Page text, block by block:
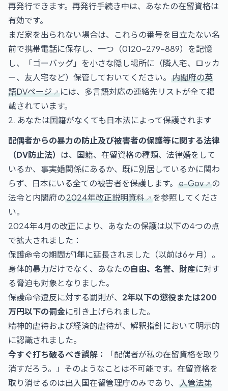
再発行できます。再発行手続き中は、あなたの在留資格は
有効です。
まだ家を出られない場合は、これらの番号を目立たない名
前で携帯電話に保存し、一つ（0120-279-889）を記憶
し、「ゴーバッグ」を小さな隠し場所に（隣人宅、ロッカ
ー、友人宅など）保管しておいてください。 内閣府の英
語DVページ
には、多言語対応の連絡先リストが全て掲
載されています。
2. あなたは国籍がなくても日本法によって保護されます
配偶者からの暴力の防止及び被害者の保護等に関する法律
（DV防止法） は、国籍、在留資格の種類、法律婚をして
いるか、事実婚関係にあるか、既に別居しているかに関わ
らず、日本にいる全ての被害者を保護します。 e-Gov
の
法令と内閣府の2024年改正説明資料
を参照してくださ
い。
2024年4月の改正により、あなたの保護は以下の4つの点
で拡大されました：
保護命令の期間が1年に延長されました（以前は6ヶ月）。
身体的暴力だけでなく、あなたの自由、名誉、財産に対す
る脅迫も対象となりました。
保護命令違反に対する罰則が、 2年以下の懲役または200
万円以下の罰金に引き上げられました。
精神的虐待および経済的虐待が、解釈指針において明示的
に認識されました。
今すぐ打ち破るべき誤解：
「配偶者が私の在留資格を取り
消すだろう。」そのようなことは不可能です。在留資格を
取り消せるのは出入国在留管理庁のみであり、 入管法第